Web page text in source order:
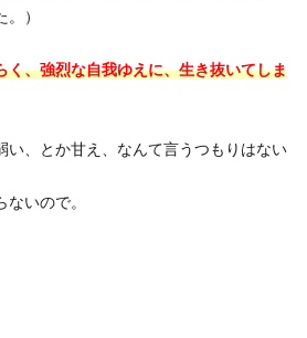
）
く、強烈な自我ゆえに、生き抜いてしま
、とか甘え、なんて言うつもりはない
いので。